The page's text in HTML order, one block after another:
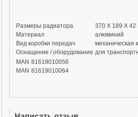
Размеры радиатора
370 X 189 X 42
Материал
алюминий
Вид коробки передач
механическая
Оснащение / оборудование для
MAN 81619010056
MAN 81619010064